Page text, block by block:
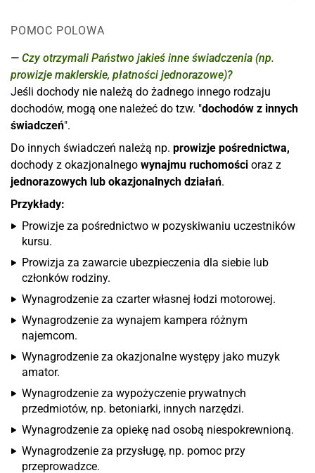
POMOC POLOWA
Czy otrzymali Państwo jakieś inne świadczenia (np.
prowizje maklerskie, płatności jednorazowe)?
Jeśli dochody nie należą do żadnego innego rodzaju
dochodów, mogą one należeć do tzw. "dochodów z innych
świadczeń".
Do innych świadczeń należą np. prowizje pośrednictwa,
dochody z okazjonalnego wynajmu ruchomości oraz z
jednorazowych lub okazjonalnych działań.
Przykłady:
Prowizje za pośrednictwo w pozyskiwaniu uczestników
kursu.
Prowizja za zawarcie ubezpieczenia dla siebie lub
członków rodziny.
Wynagrodzenie za czarter własnej łodzi motorowej.
Wynagrodzenie za wynajem kampera różnym
najemcom.
Wynagrodzenie za okazjonalne występy jako muzyk
amator.
Wynagrodzenie za wypożyczenie prywatnych
przedmiotów, np. betoniarki, innych narzędzi.
Wynagrodzenie za opiekę nad osobą niespokrewnioną.
Wynagrodzenie za przysługę, np. pomoc przy
przeprowadzce.